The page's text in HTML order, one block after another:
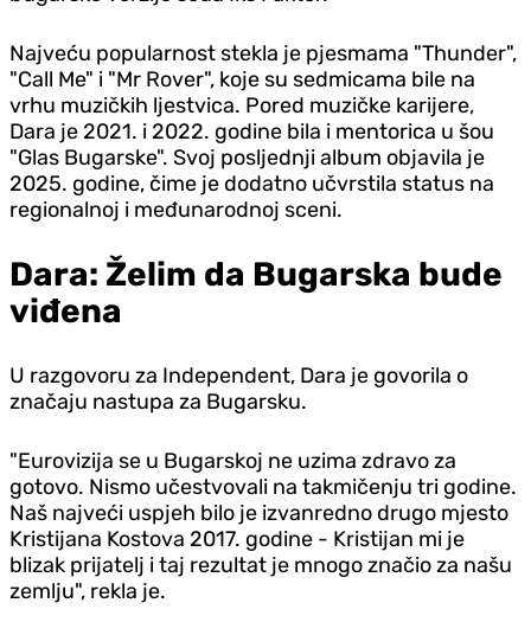
Najveću popularnost stekla je pjesmama "Thunder",
"Call Me" i "Mr Rover", koje su sedmicama bile na
vrhu muzičkih ljestvica. Pored muzičke karijere,
Dara je 2021. i 2022. godine bila i mentorica u šou
"Glas Bugarske". Svoj posljednji album objavila je
2025. godine, čime je dodatno učvrstila status na
regionalnoj i međunarodnoj sceni.
Dara: Želim da Bugarska bude
viđena
U razgovoru za Independent, Dara je govorila o
značaju nastupa za Bugarsku.
"Eurovizija se u Bugarskoj ne uzima zdravo za
gotovo. Nismo učestvovali na takmičenju tri godine.
Naš najveći uspjeh bilo je izvanredno drugo mjesto
Kristijana Kostova 2017. godine - Kristijan mi je
blizak prijatelj i taj rezultat je mnogo značio za našu
zemlju", rekla je.